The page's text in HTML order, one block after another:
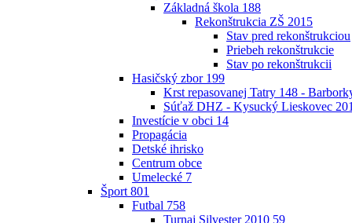
Základná škola 188
Rekonštrukcia ZŠ 2015
Stav pred rekonštrukciou
Priebeh rekonštrukcie
Stav po rekonštrukcii
Hasičský zbor 199
Krst repasovanej Tatry 148 -
Súťaž DHZ - Kysucký Lieskovec
Investície v obci 14
Propagácia
Detské ihrisko
Centrum obce
Umelecké 7
Šport 801
Futbal 758
Turnaj Silvester 2010 59